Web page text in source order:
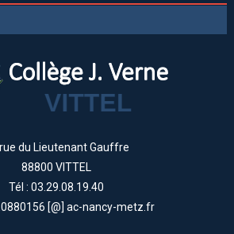
du Lieutenant Gauffre
88800 VITTEL
Tél : 03.29.08.19.40
[@] ac-nancy-metz.fr